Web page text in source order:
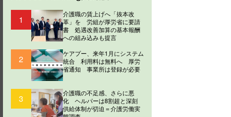
1
介護職の賃上げへ「抜本改
革」を 労組が厚労省に要請
書 処遇改善加算の基本報酬
への組み込みも提言
2
ケアプー、来年1月にシステム
統合 利用料は無料へ 厚労
省通知 事業所は登録が必要
3
介護職の不足感、さらに悪
化 ヘルパーは8割超と深刻
供給体制が切迫＝介護労働実